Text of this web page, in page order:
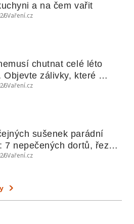
a na čem vařit
Vaření.cz
chutnat celé léto
Objevte zálivky, které
i na maso, nudle nebo
Vaření.cz
sušenek parádní
7 nepečených dortů, řezů
Vaření.cz